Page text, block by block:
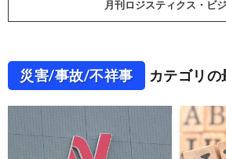
月刊ロジスティクス・ビ
災害/事故/不祥事 カテゴリ